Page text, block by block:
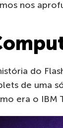
nos
do
de uma
era o IBM